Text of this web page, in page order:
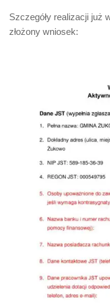
Szczegóły realizacji już
złożony wniosek: